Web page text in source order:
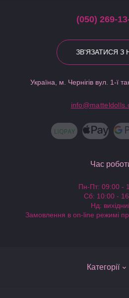
(050) 269-
ЗВ'ЯЗАТИСЯ З
Україна, м. Чернігів вул. 1-ї
Категорії
Час
Пн-Пт: 09:00 -
Сб: 10:00 -
Нд:
Замовлення в on-line режимі